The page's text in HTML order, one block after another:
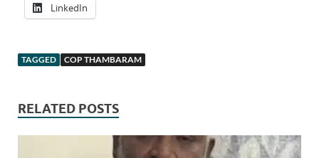
LinkedIn
TAGGED COP THAMBARAM
RELATED POSTS